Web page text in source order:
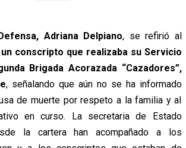
Adriana Delpiano, se refirió al
conscripto que realizaba su Servicio
Brigada Acorazada “Cazadores”,
, señalando que aún no se ha informado
de muerte por respeto a la familia y al
en curso. La secretaria de Estado
la cartera han acompañado a los